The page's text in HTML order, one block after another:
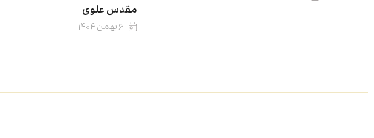
مقدس علوی
۶ بهمن ۱۴۰۴